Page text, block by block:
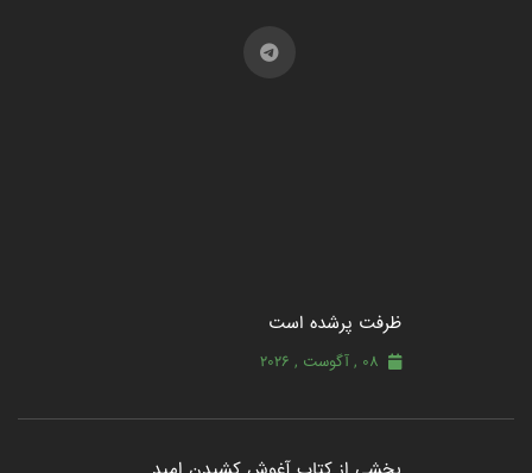
ظرفت پرشده‌ است
08 , آگوست , 2026